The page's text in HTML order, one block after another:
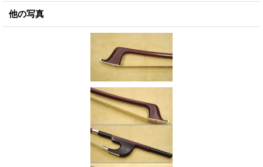
他の写真